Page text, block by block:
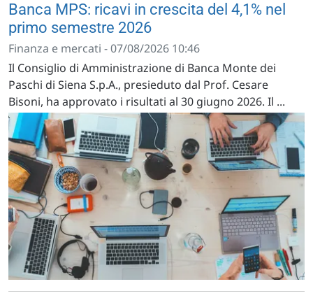
Banca MPS: ricavi in crescita del 4,1% nel
primo semestre 2026
Finanza e mercati - 07/08/2026 10:46
Il Consiglio di Amministrazione di Banca Monte dei
Paschi di Siena S.p.A., presieduto dal Prof. Cesare
Bisoni, ha approvato i risultati al 30 giugno 2026. Il ...